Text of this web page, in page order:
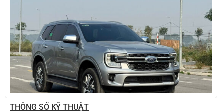
THÔNG SỐ KỸ THUẬT